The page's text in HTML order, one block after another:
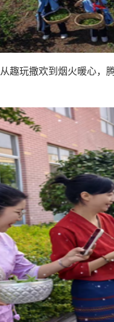
趣玩撒欢到烟火暖心，